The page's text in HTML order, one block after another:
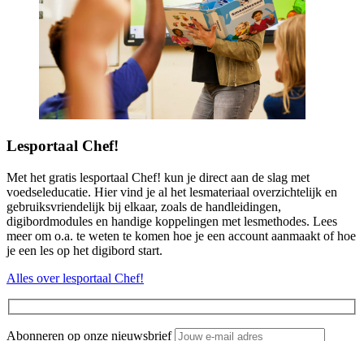
Lesportaal Chef!
Met het gratis lesportaal Chef! kun je direct aan de slag met
voedseleducatie. Hier vind je al het lesmateriaal overzichtelijk en
gebruiksvriendelijk bij elkaar, zoals de handleidingen,
digibordmodules en handige koppelingen met lesmethodes. Lees
meer om o.a. te weten te komen hoe je een account aanmaakt of hoe
je een les op het digibord start.
Alles over lesportaal Chef!
Abonneren op onze nieuwsbrief